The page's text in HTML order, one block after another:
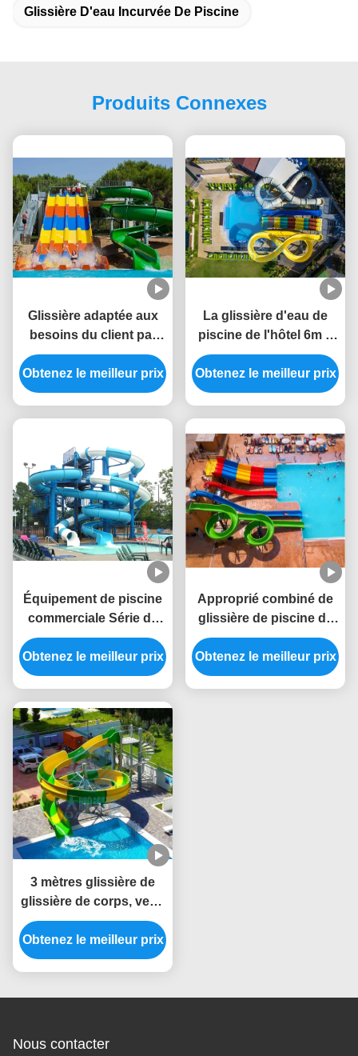
Glissière D'eau Incurvée De Piscine
Produits Connexes
Glissière adaptée aux
besoins du client par
glissière de piscine de
parc aquatique pour
des adultes et des
Obtenez le meilleur prix
La glissière d'eau de
piscine de l'hôtel 6m a
placé la couleur
adaptée aux besoins du
client par fibre de verre
Obtenez le meilleur prix
Équipement de piscine
commerciale Série de
toboggans en fibre de
verre pour adultes
Obtenez le meilleur prix
Approprié combiné de
glissière de piscine de
fibre de verre au parc
aquatique, hôtel, station
de vacances
Obtenez le meilleur prix
3 mètres glissière de
glissière de corps, verte
et jaune ouverte de haut
de piscine
Obtenez le meilleur prix
Nous contacter